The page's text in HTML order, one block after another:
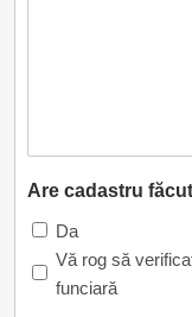
Are cadastru
Da
Vă rog să
funciară